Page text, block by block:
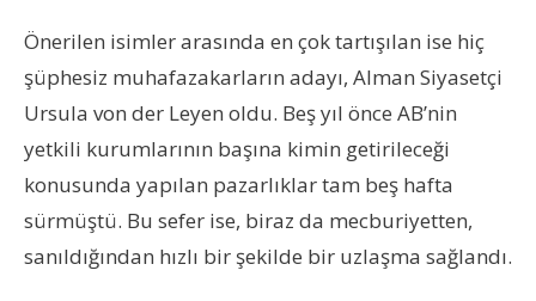
Önerilen isimler arasında en çok tartışılan ise hiç
şüphesiz muhafazakarların adayı, Alman Siyasetçi
Ursula von der Leyen oldu. Beş yıl önce AB’nin
yetkili kurumlarının başına kimin getirileceği
konusunda yapılan pazarlıklar tam beş hafta
sürmüştü. Bu sefer ise, biraz da mecburiyetten,
sanıldığından hızlı bir şekilde bir uzlaşma sağlandı.